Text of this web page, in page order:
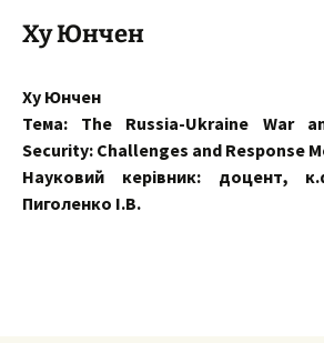
Ху Юнчен
Ху Юнчен
Тема: The Russia-Ukraine War
Security: Challenges and Response
Науковий керівник: доцент,
Пиголенко І.В.